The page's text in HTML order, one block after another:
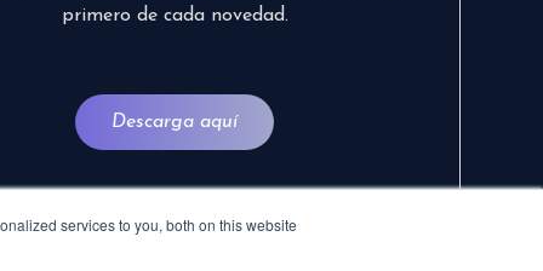
services to you, both on this website
primero de cada novedad.
Descarga aquí